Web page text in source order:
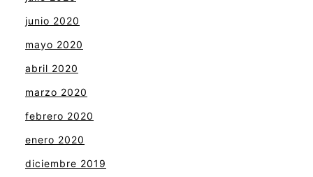
junio 2020
mayo 2020
abril 2020
marzo 2020
febrero 2020
enero 2020
diciembre 2019